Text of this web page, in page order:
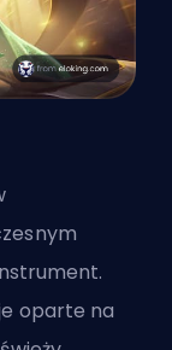
oparte na